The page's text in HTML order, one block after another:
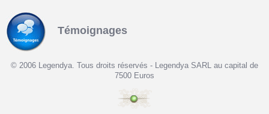
Témoignages
© 2006 Legendya. Tous droits réservés - Legendya SARL au capital de
7500 Euros